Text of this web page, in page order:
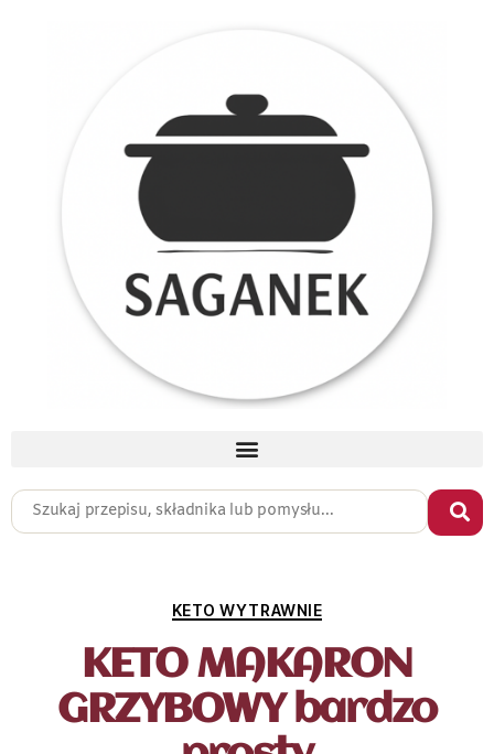
KETO WYTRAWNIE
KETO MAKARON
GRZYBOWY bardzo